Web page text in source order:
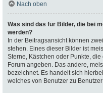
Nach oben
Was sind das für Bilder, die bei
werden?
In der Beitragsansicht können
stehen. Eines dieser Bilder ist
Sterne, Kästchen oder Punkte,
Forum angeben. Das andere,
bezeichnet. Es handelt sich
welches von Benutzer zu